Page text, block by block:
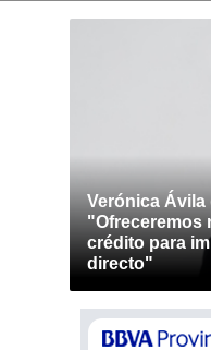
Verónica Ávila
"Ofreceremos
crédito para
directo"